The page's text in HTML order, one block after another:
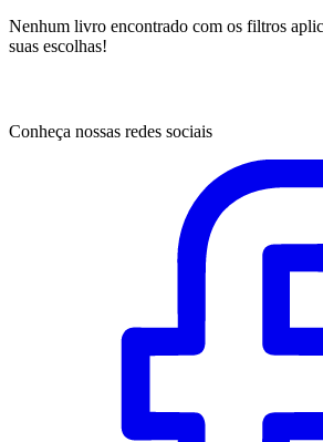
Nenhum livro encontrado com os filtros
suas escolhas!
Conheça nossas redes sociais